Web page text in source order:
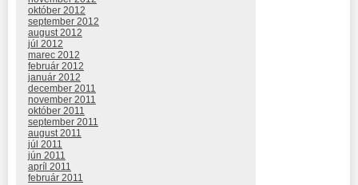
október 2012
september 2012
august 2012
júl 2012
marec 2012
február 2012
január 2012
december 2011
november 2011
október 2011
september 2011
august 2011
júl 2011
jún 2011
apríl 2011
február 2011